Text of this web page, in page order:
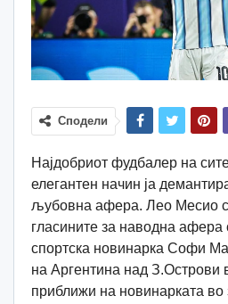
Сподели
Најдобриот фудбалер на
елегантен начин ја
љубовна афера. Лео Месио
гласините за наводна афера
спортска новинарка Софи
на Аргентина над З.Острови
приближи на новинарката во